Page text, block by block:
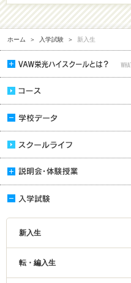
ホーム ＞ 入学試験 ＞ 新入生
新入生
転・編入生